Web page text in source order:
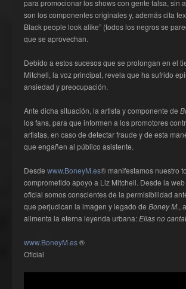
para promocionar los shows con gente falsa, sin
son los componentes originales y, además cita
Black people look alike” (todos los negros se
que se aprovechan.
Debido a estos sucesos que se prolongan en el
Mitchell, la voz principal, revela que ha sufrido
ansiedad y preocupación.
Ante dicha situación, la artista y componente de
los fans, para que informen a los promotores
artistas, en caso de detectar fraude y de esta
que engañen al público asistente.
Desde www.BoneyM.es® manifestamos nuestro
comprometido apoyo a Liz Mitchell. Desde la
oficial somos conscientes de la permisibilidad
que perjudican la imagen y legado de Boney M.,
alimenta la eterna leyenda urbana:Ellas no
www.BoneyM.es®
Oficial